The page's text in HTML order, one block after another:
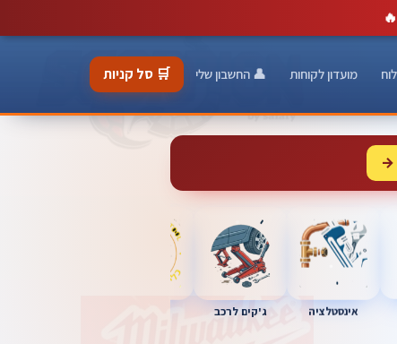
🔥
מועדון לקוחות 👤 החשבון שלי 🛒 סל קניות
→
אינסטלציה ג'קים לרכב